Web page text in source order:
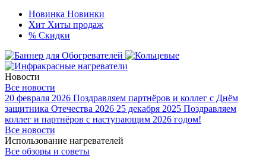
Новинка Новинки
Хит Хиты продаж
% Скидки
Новости
Все новости
20 февраля 2026 Поздравляем партнёров и коллег с Днём
защитника Отечества 2026 25 декабря 2025 Поздравляем
коллег и партнёров с наступающим 2026 годом!
Все новости
Использование нагревателей
Все обзоры и советы